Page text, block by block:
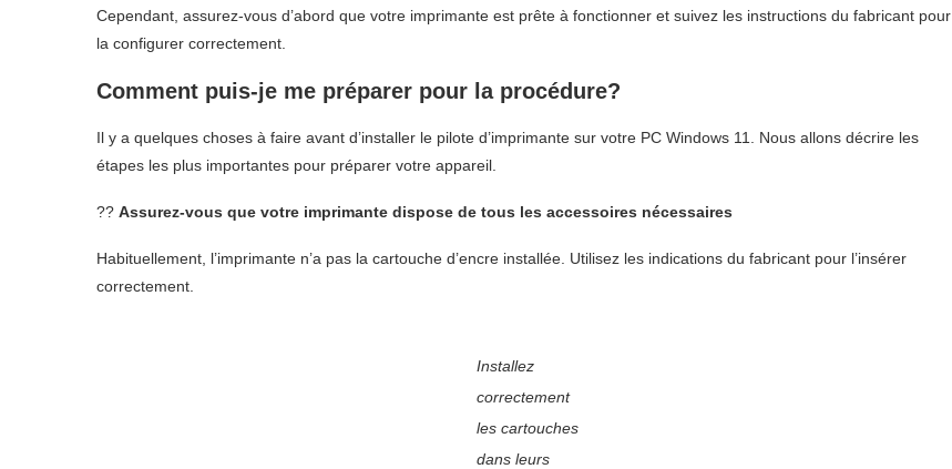
Cependant, assurez-vous d’abord que votre imprimante est prête à fonctionner et suivez les instructions du fabricant pour
la configurer correctement.
Comment puis-je me préparer pour la procédure?
Il y a quelques choses à faire avant d’installer le pilote d’imprimante sur votre PC Windows 11. Nous allons décrire les
étapes les plus importantes pour préparer votre appareil.
?? Assurez-vous que votre imprimante dispose de tous les accessoires nécessaires
Habituellement, l’imprimante n’a pas la cartouche d’encre installée. Utilisez les indications du fabricant pour l’insérer
correctement.
Installez
correctement
les cartouches
dans leurs